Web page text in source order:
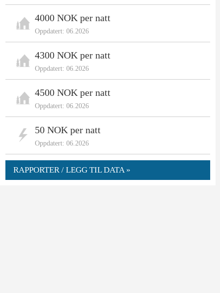
4000 NOK per natt
Oppdatert: 06.2026
4300 NOK per natt
Oppdatert: 06.2026
4500 NOK per natt
Oppdatert: 06.2026
50 NOK per natt
Oppdatert: 06.2026
RAPPORTER / LEGG TIL DATA »